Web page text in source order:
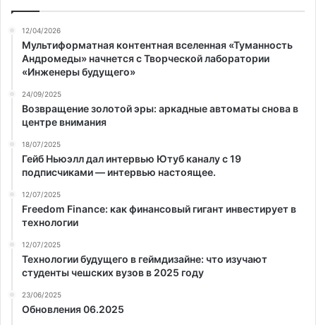
12/04/2026
Мультиформатная контентная вселенная «Туманность
Андромеды» начнется с Творческой лаборатории
«Инженеры будущего»
24/09/2025
Возвращение золотой эры: аркадные автоматы снова в
центре внимания
18/07/2025
Гейб Ньюэлл дал интервью Ютуб каналу с 19
подписчиками — интервью настоящее.
12/07/2025
Freedom Finance: как финансовый гигант инвестирует в
технологии
12/07/2025
Технологии будущего в геймдизайне: что изучают
студенты чешских вузов в 2025 году
23/06/2025
Обновления 06.2025